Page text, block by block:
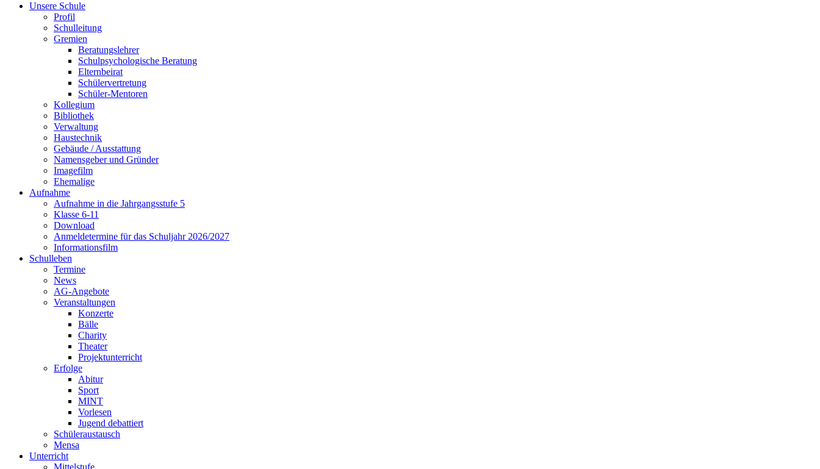
Unsere Schule
Profil
Schulleitung
Gremien
Beratungslehrer
Schulpsychologische Beratung
Elternbeirat
Schülervertretung
Schüler-Mentoren
Kollegium
Bibliothek
Verwaltung
Haustechnik
Gebäude / Ausstattung
Namensgeber und Gründer
Imagefilm
Ehemalige
Aufnahme
Aufnahme in die Jahrgangsstufe 5
Klasse 6-11
Download
Anmeldetermine für das Schuljahr 2026/2027
Informationsfilm
Schulleben
Termine
News
AG-Angebote
Veranstaltungen
Konzerte
Bälle
Charity
Theater
Projektunterricht
Erfolge
Abitur
Sport
MINT
Vorlesen
Jugend debattiert
Schüleraustausch
Mensa
Unterricht
Mittelstufe